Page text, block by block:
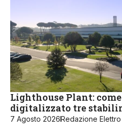
Lighthouse Plant: come
digitalizzato tre
7 Agosto 2026Redazione Elettro